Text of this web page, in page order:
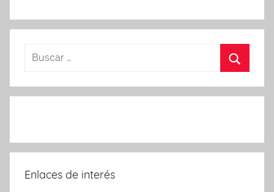
Enlaces de interés